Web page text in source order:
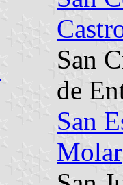
San
de
San
Molar